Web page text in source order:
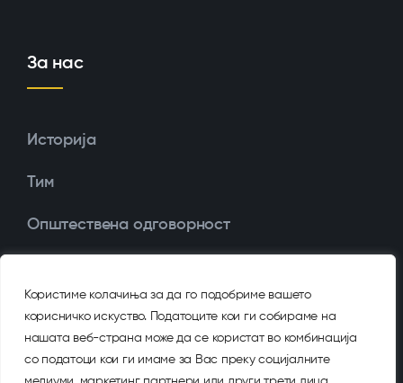
Користиме колачиња за да го подобриме вашето
корисничко искуство. Податоците кои ги собираме на
нашата веб-страна може да се користат во комбинација
со податоци кои ги имаме за Вас преку социјалните
За нас
Историја
Тим
Општествена одговорност
Голден Арт Систем